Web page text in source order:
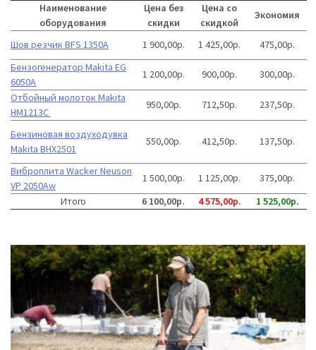
Наименование
оборудования
Цена без
скидки
Цена со
скидкой
Экономия
Шов резчик BFS 1350A 1 900,00р. 1 425,00р.
475,00р.
Бензогенератор Makita EG
6050A
1 200,00р. 900,00р.
300,00р.
Отбойный молоток Makita
HM1213C
950,00р. 712,50р. 237,50р.
Бензиновая воздуходувка
Makita BHX2501
550,00р. 412,50р. 137,50р.
Виброплита Wacker Neuson
VP 2050Aw
1 500,00р. 1 125,00р.
375,00р.
Итого
6 100,00р. 4 575,00р. 1 525,00р.